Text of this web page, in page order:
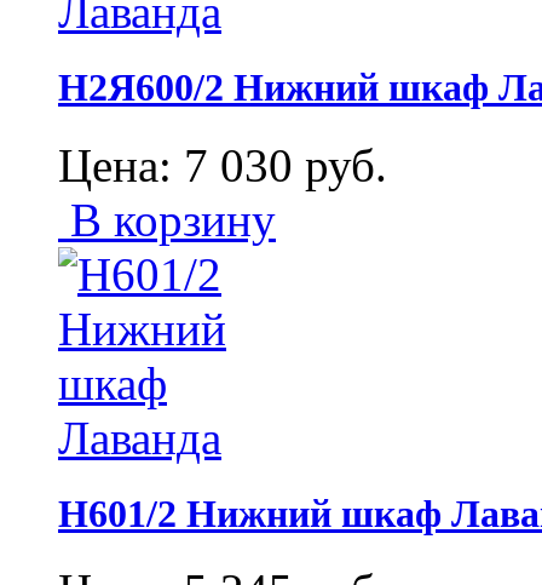
Н2Я600/2 Нижний шкаф
Цена: 7 030 руб.
В корзину
Н601/2 Нижний шкаф